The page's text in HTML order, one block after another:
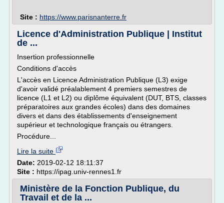
Site : https://www.parisnanterre.fr
Licence d'Administration Publique | Institut
de ...
Insertion professionnelle
Conditions d'accès
L'accès en Licence Administration Publique (L3) exige
d'avoir validé préalablement 4 premiers semestres de
licence (L1 et L2) ou diplôme équivalent (DUT, BTS, classes
préparatoires aux grandes écoles) dans des domaines
divers et dans des établissements d'enseignement
supérieur et technologique français ou étrangers.
Procédure...
Lire la suite
Date: 2019-02-12 18:11:37
Site : https://ipag.univ-rennes1.fr
Ministère de la Fonction Publique, du
Travail et de la ...